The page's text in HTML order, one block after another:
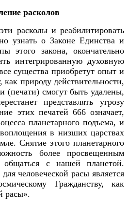
расколов
расколы и реабилитировать
узнать о Законе Единства и
этого закона, окончательно
интегрированную духовную
существа приобретут опыт и
как природу действительности,
(печати) смогут быть удалены,
представлять угрозу
этих печатей 666 означает,
планетарного подъема, и
в низших царствах
Снятие этого планетарного
более просвещенным
общаться с нашей планетой.
человеческой расы является
Гражданству, как
расы».